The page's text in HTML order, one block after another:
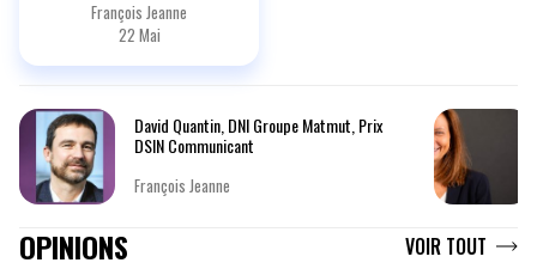
François Jeanne
22 Mai
David Quantin, DNI Groupe Matmut, Prix
DSIN Communicant
François Jeanne
OPINIONS VOIR TOUT